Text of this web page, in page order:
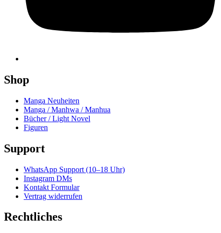
Shop
Manga Neuheiten
Manga / Manhwa / Manhua
Bücher / Light Novel
Figuren
Support
WhatsApp Support (10–18 Uhr)
Instagram DMs
Kontakt Formular
Vertrag widerrufen
Rechtliches